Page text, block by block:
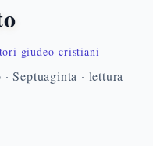
giudeo-cristiani
Septuaginta · lettura